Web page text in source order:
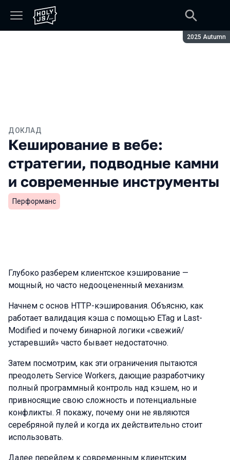
Сезон:
2025 Autumn
ДОКЛАД
Кеширование в вебе:
стратегии, подводные камни
и современные инструменты
Перформанс
Глубоко разберем клиентское кэширование —
мощный, но часто недооцененный механизм.
Начнем с основ HTTP-кэширования. Объясню, как
работает валидация кэша с помощью ETag и Last-
Modified и почему бинарной логики «свежий/
устаревший» часто бывает недостаточно.
Затем посмотрим, как эти ограничения пытаются
преодолеть Service Workers, дающие разработчику
полный программный контроль над кэшем, но и
привносящие свою сложность и потенциальные
конфликты. Я покажу, почему они не являются
серебряной пулей и когда их действительно стоит
использовать.
Далее перейдем к современным клиентским